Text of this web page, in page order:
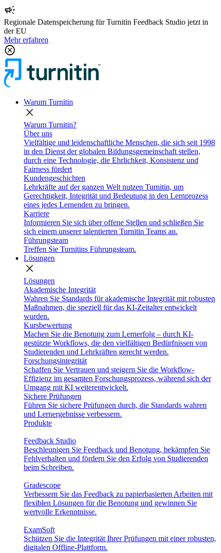
campaign
Regionale Datenspeicherung für Turnitin Feedback Studio jetzt in
der EU
Mehr erfahren
cancel
Warum Turnitin
close
Warum Turnitin?
Über uns
Vielfältige und leidenschaftliche Menschen, die sich seit 1998
in den Dienst der globalen Bildungsgemeinschaft stellen,
durch eine Technologie, die Ehrlichkeit, Konsistenz und
Fairness fördert
Kundengeschichten
Lehrkräfte auf der ganzen Welt nutzen Turnitin, um
Gerechtigkeit, Integrität und Bedeutung in den Lernprozess
eines jedes Lernenden zu bringen.
Karriere
Informieren Sie sich über offene Stellen und schließen Sie
sich einem unserer talentierten Turnitin Teams an.
Führungsteam
Treffen Sie Turnitins Führungsteam.
Lösungen
close
Lösungen
Akademische Integrität
Wahren Sie Standards für akademische Integrität mit robusten
Maßnahmen, die speziell für das KI-Zeitalter entwickelt
wurden.
Kursbewertung
Machen Sie die Benotung zum Lernerfolg – durch KI-
gestützte Workflows, die den vielfältigen Bedürfnissen von
Studierenden und Lehrkräften gerecht werden.
Forschungsintegrität
Schaffen Sie Vertrauen und steigern Sie die Workflow-
Effizienz im gesamten Forschungsprozess, während sich der
Umgang mit KI weiterentwickelt.
Sichere Prüfungen
Führen Sie sichere Prüfungen durch, die Standards wahren
und Lernergebnisse verbessern.
Produkte
Feedback Studio
Beschleunigen Sie Feedback und Benotung, bekämpfen Sie
Fehlverhalten und fördern Sie den Erfolg von Studierenden
beim Schreiben.
Gradescope
Verbessern Sie das Feedback zu papierbasierten Arbeiten mit
flexiblen Lösungen für die Benotung und gewinnen Sie
wertvolle Erkenntnisse.
ExamSoft
Schützen Sie die Integrität Ihrer Prüfungen mit einer robusten,
digitalen Offline-Plattform.